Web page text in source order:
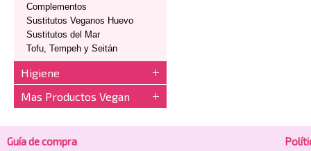
Complementos
Sustitutos Veganos Huevo
Sustitutos del Mar
Tofu, Tempeh y Seitán
Higiene
Mas Productos Vegan
Guía de compra